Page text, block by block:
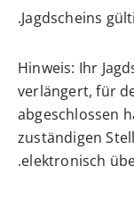
Jagdscheins
Hinweis: Ihr
verlängert, für
abgeschlossen
zuständigen
elektronisch